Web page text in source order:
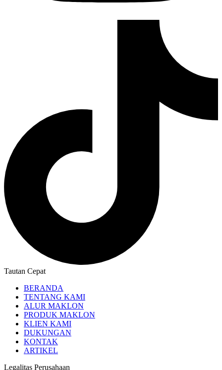
Tautan Cepat
BERANDA
TENTANG KAMI
ALUR MAKLON
PRODUK MAKLON
KLIEN KAMI
DUKUNGAN
KONTAK
ARTIKEL
Legalitas Perusahaan